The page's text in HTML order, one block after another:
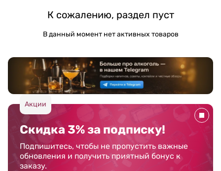
К сожалению, раздел пуст
В данный момент нет активных товаров
Акции
Скидка 3% за подписку!
Подпишитесь, чтобы не пропустить важные
обновления и получить приятный бонус к
заказу.